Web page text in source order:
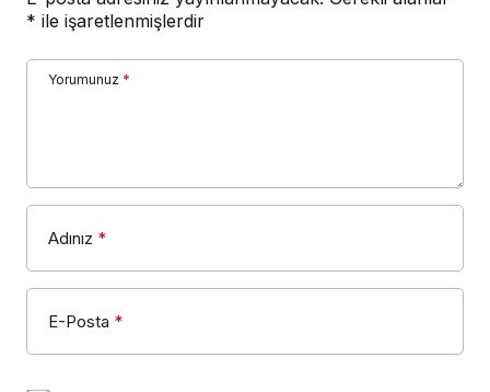
* ile işaretlenmişlerdir
Yorumunuz *
Adınız *
E-Posta *